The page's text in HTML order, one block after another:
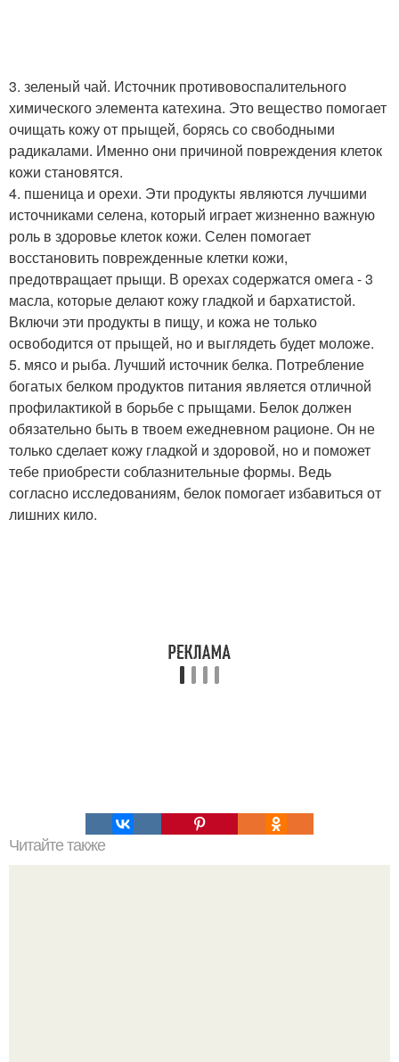
3. зеленый чай. Источник противовоспалительного
химического элемента катехина. Это вещество помогает
очищать кожу от прыщей, борясь со свободными
радикалами. Именно они причиной повреждения клеток
кожи становятся.
4. пшеница и орехи. Эти продукты являются лучшими
источниками селена, который играет жизненно важную
роль в здоровье клеток кожи. Селен помогает
восстановить поврежденные клетки кожи,
предотвращает прыщи. В орехах содержатся омега - 3
масла, которые делают кожу гладкой и бархатистой.
Включи эти продукты в пищу, и кожа не только
освободится от прыщей, но и выглядеть будет моложе.
5. мясо и рыба. Лучший источник белка. Потребление
богатых белком продуктов питания является отличной
профилактикой в борьбе с прыщами. Белок должен
обязательно быть в твоем ежедневном рационе. Он не
только сделает кожу гладкой и здоровой, но и поможет
тебе приобрести соблазнительные формы. Ведь
согласно исследованиям, белок помогает избавиться от
лишних кило.
Читайте также